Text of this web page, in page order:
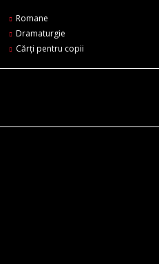
Romane
Dramaturgie
Cărți pentru copii